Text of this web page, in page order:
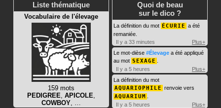
Liste thématique
Vocabulaire de l'élevage
159 mots
PEDIGREE, APICOLE,
COWBOY, …
Quoi de beau
sur le dico ?
La définition du mot ÉCURIE a été
remaniée.
Il y a 33 minutes
Plus+
Le mot-dièse #Élevage a été appliqué
au mot SEXAGE
Il y a 5 heures
Plus+
La définition du mot
AQUARIOPHILE renvoie vers
AQUARIUM
Il y a 5 heures
Plus+